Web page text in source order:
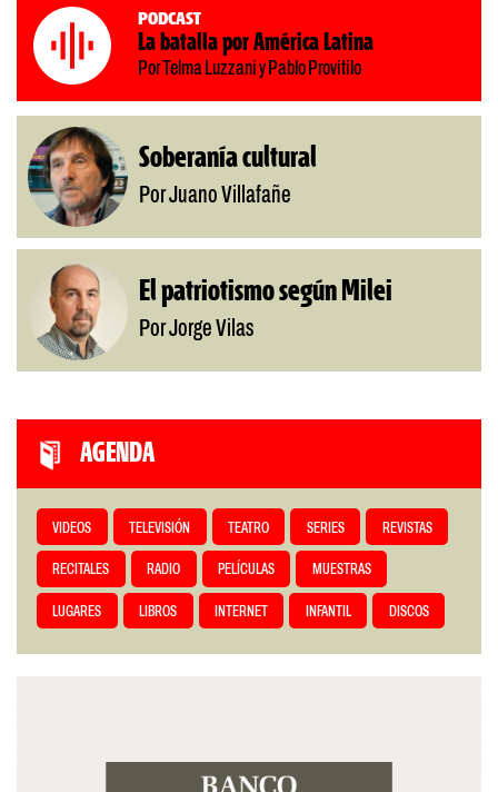
Podcast
La batalla por América Latina
Por Telma Luzzani y Pablo Provitilo
Soberanía cultural
Por Juano Villafañe
El patriotismo según Milei
Por Jorge Vilas
AGENDA
VIDEOS TELEVISIÓN TEATRO SERIES REVISTAS
RECITALES RADIO PELÍCULAS MUESTRAS
LUGARES LIBROS INTERNET INFANTIL DISCOS